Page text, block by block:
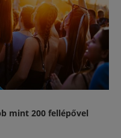
mint 200 fellépővel